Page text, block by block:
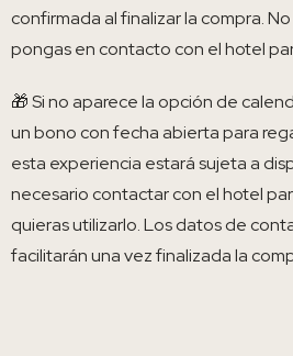
confirmada al finalizar la compra.
pongas en contacto con el hotel
🎁 Si no aparece la opción de
un bono con fecha abierta para
esta experiencia estará sujeta a
necesario contactar con el hotel
quieras utilizarlo. Los datos de
facilitarán una vez finalizada la